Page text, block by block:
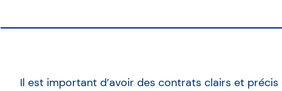
Il est important d’avoir des contrats clairs et